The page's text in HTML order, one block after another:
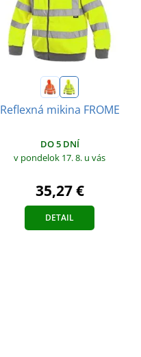
Reflexná mikina FROME
DO 5 DNÍ
v pondelok 17. 8. u vás
35,27 €
DETAIL